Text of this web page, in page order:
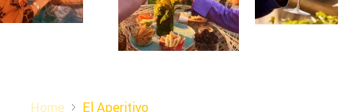
Home El Aperitivo